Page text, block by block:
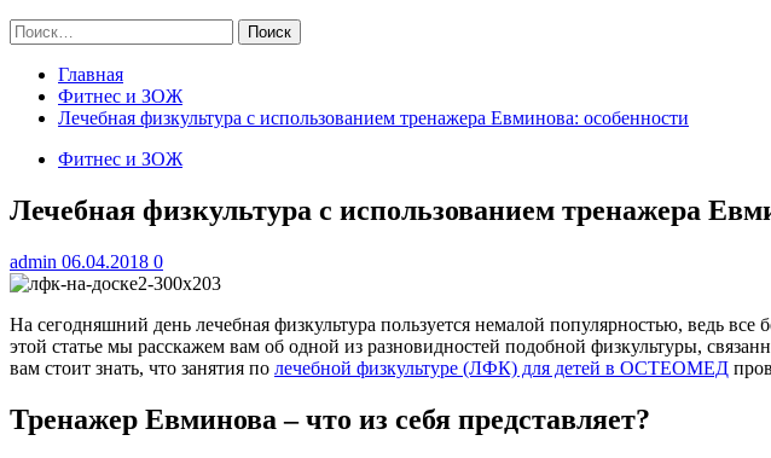
Найти:
Главная
Фитнес и ЗОЖ
Лечебная физкультура с использованием тренажера Евминова: особенности
Фитнес и ЗОЖ
Лечебная физкультура с использованием тренажера
admin 06.04.2018 0
На сегодняшний день лечебная физкультура пользуется немалой популярностью, ведь
этой статье мы расскажем вам об одной из разновидностей подобной физкультуры,
вам стоит знать, что занятия по лечебной физкультуре (ЛФК) для детей в ОСТЕОМЕД
Тренажер Евминова – что из себя представляет?